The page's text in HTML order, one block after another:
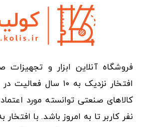
فروشگاه آنلاین ابزار و
افتخار نزدیک به ۱۰ سال
نفر کاربر تا به امروز باشد. با